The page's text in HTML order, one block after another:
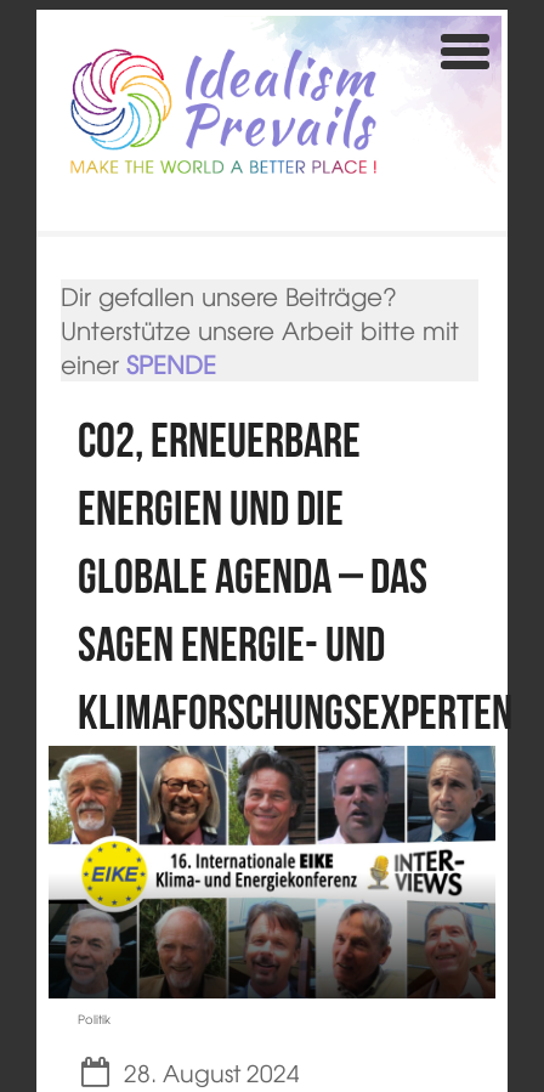
Dir gefallen unsere Beiträge?
Unterstütze unsere Arbeit bitte mit
einer SPENDE
CO2, erneuerbare
Energien und die
globale Agenda – das
sagen Energie- und
Klimaforschungsexperten
Politik
28. August 2024